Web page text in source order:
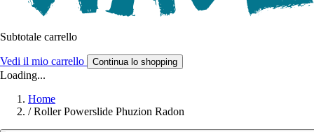
Subtotale carrello
Vedi il mio carrello Continua lo shopping
Loading...
Home
/ Roller Powerslide Phuzion Radon